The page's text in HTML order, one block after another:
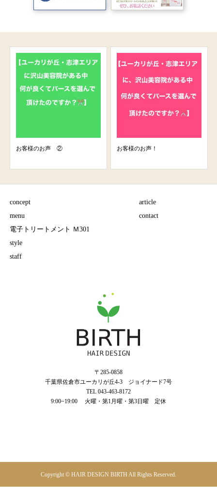
お客様のお声！ 帽子をかぶった時の対処
concept
menu
電子トリートメント Ｍ301
style
staff
article
contact
〒285-0858
千葉県佐倉市ユーカリが丘4‐3 ジョイナード7号
TEL 043-463-8172
9:00~19:00 火曜・第1月曜・第3日曜 定休
Copyright © HAIR DESIGN BIRTH All Rights Reserved.